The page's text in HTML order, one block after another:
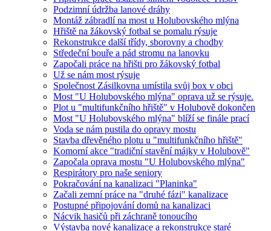
Podzimní údržba lanové dráhy
Montáž zábradlí na most u Holubovského mlýna
Hřiště na žákovský fotbal se pomalu rýsuje
Rekonstrukce další třídy, sborovny a chodby
Středeční bouře a pád stromu na lanovku
Započali práce na hřišti pro žákovský fotbal
Už se nám most rýsuje
Společnost Zásilkovna umístila svůj box v obci
Most "U Holubovského mlýna" oprava už se rýsuje.
Plot u "multifunkčního hřiště" v Holubově dokončen
Most "U Holubovského mlýna" blíží se finále prací
Voda se nám pustila do opravy mostu
Stavba dřevěného plotu u "multifunkčního hřiště"
Komorní akce "tradiční stavění májky v Holubově"
Započala oprava mostu "U Holubovského mlýna"
Respirátory pro naše seniory
Pokračování na kanalizaci "Planinka"
Začali zemní práce na "druhé fázi" kanalizace
Postupné připojování domů na kanalizaci
Nácvik hasičů při záchraně tonoucího
Výstavba nové kanalizace a rekonstrukce staré